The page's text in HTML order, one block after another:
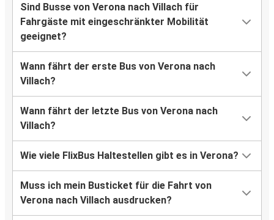
Sind Busse von Verona nach Villach für
Fahrgäste mit eingeschränkter Mobilität
geeignet?
Wann fährt der erste Bus von Verona nach
Villach?
Wann fährt der letzte Bus von Verona nach
Villach?
Wie viele FlixBus Haltestellen gibt es in Verona?
Muss ich mein Busticket für die Fahrt von
Verona nach Villach ausdrucken?